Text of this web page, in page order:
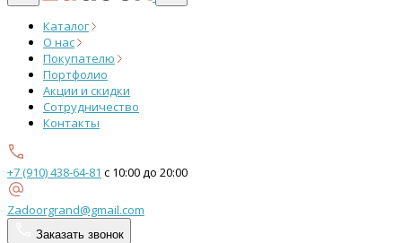
Каталог
О нас
Покупателю
Портфолио
Акции и скидки
Сотрудничество
Контакты
+7 (910) 438-64-81 с 10:00 до 20:00
Zadoorgrand@gmail.com
Заказать звонок